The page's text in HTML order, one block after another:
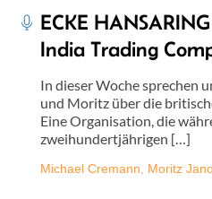
ECKE
India Trading
In dieser Woche sprechen
und Moritz über die
Eine Organisation, die
zweihundertjährigen […]
Michael Cremann Moritz